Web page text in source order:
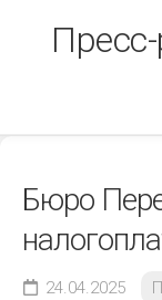
Бюро
24.04.2025